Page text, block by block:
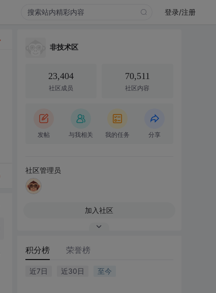
登录/注册
非技术区
23,404
社区成员
70,511
社区内容
发帖 与我相关 我的任务 分享
社区管理员
加入社区
积分榜 荣誉榜
近7日 近30日 至今